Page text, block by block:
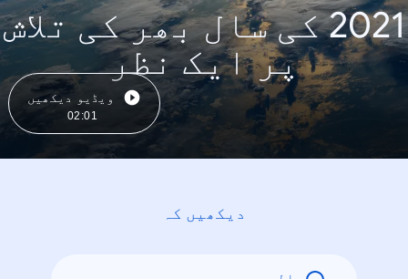
2021 کی سال بھر کی تلاش
پر ایک نظر
ویڈیو دیکھیں
02:01
دیکھیں کہ